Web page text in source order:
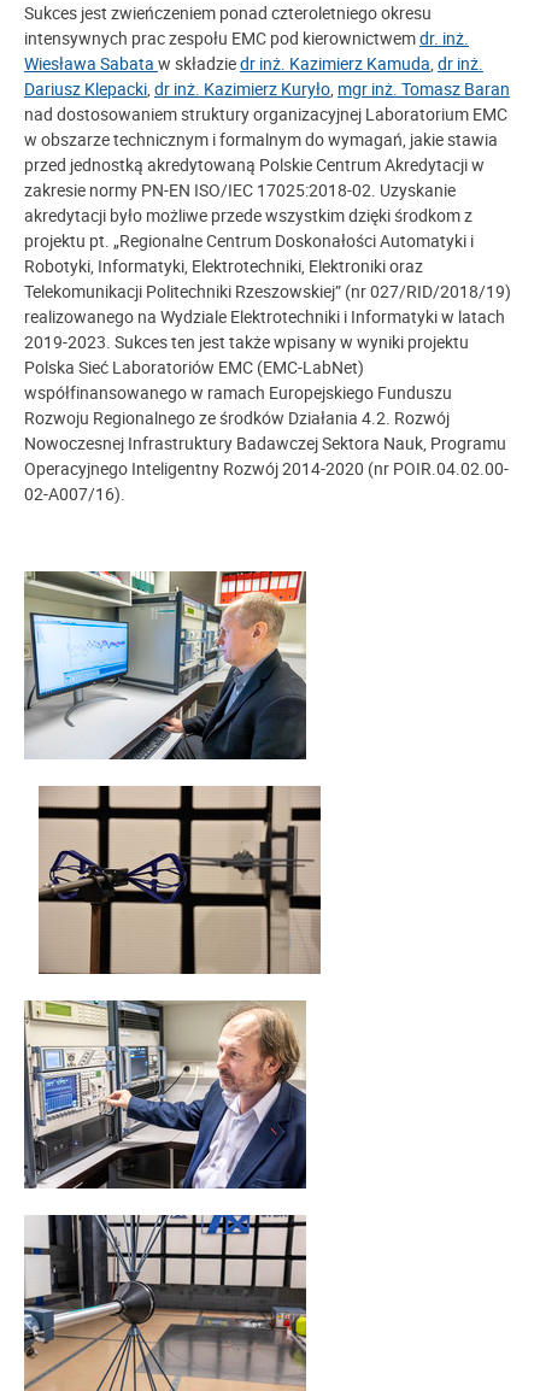
Sukces jest zwieńczeniem ponad czteroletniego okresu
intensywnych prac zespołu EMC pod kierownictwemdr. inż.
Wiesława Sabata w składziedr inż. Kazimierz Kamuda, dr inż.
Dariusz Klepacki, dr inż. Kazimierz Kuryło, mgr inż. Tomasz Baran
nad dostosowaniem struktury organizacyjnej Laboratorium EMC
w obszarze technicznym i formalnym do wymagań, jakie stawia
przed jednostką akredytowaną Polskie Centrum Akredytacji w
zakresie normy PN-EN ISO/IEC 17025:2018-02. Uzyskanie
akredytacji było możliwe przede wszystkim dzięki środkom z
projektu pt. „Regionalne Centrum Doskonałości Automatyki i
Robotyki, Informatyki, Elektrotechniki, Elektroniki oraz
Telekomunikacji Politechniki Rzeszowskiej” (nr 027/RID/2018/19)
realizowanego na Wydziale Elektrotechniki i Informatyki w latach
2019-2023. Sukces ten jest także wpisany w wyniki projektu
Polska Sieć Laboratoriów EMC (EMC-LabNet)
współfinansowanego w ramach Europejskiego Funduszu
Rozwoju Regionalnego ze środków Działania 4.2. Rozwój
Nowoczesnej Infrastruktury Badawczej Sektora Nauk, Programu
Operacyjnego Inteligentny Rozwój 2014-2020 (nr POIR.04.02.00-
02-A007/16).